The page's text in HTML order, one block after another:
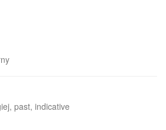
past, indicative